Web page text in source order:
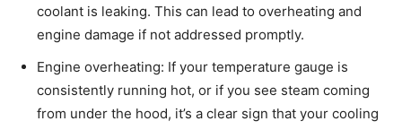
coolant is leaking.⁣ This can ​lead to overheating⁣ and
⁤engine damage if not ⁢addressed promptly.
Engine ⁣overheating: If ⁣your temperature gauge is
consistently running hot, or if you see steam coming
from under the‌ hood, it’s a ‌clear sign that your ‌cooling